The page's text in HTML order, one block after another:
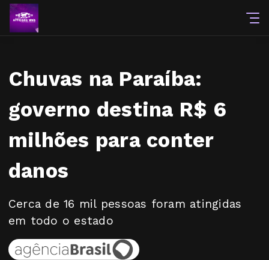
Chuvas na Paraíba:
governo destina R$ 6
milhões para conter
danos
Cerca de 16 mil pessoas foram atingidas
em todo o estado